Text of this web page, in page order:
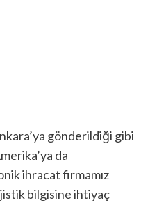
gönderildiği gibi
da
ihracat firmamız
bilgisine ihtiyaç